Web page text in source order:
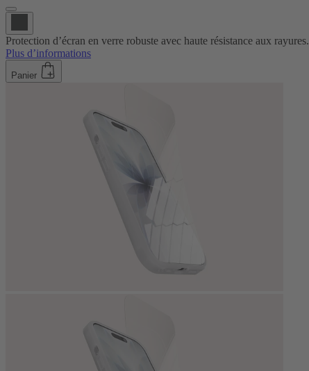
Protection d’écran en verre robuste avec haute résistance aux rayures.
Plus d’informations
Panier